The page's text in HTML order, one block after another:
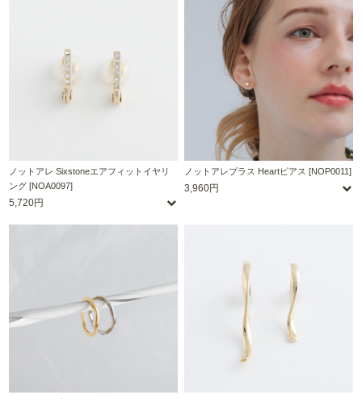
ノットアレ Sixstoneエアフィットイヤリ
ング [NOA0097]
5,720円
ノットアレプラス Heartピアス [NOP0011]
3,960円